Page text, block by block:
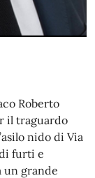
Roberto
il traguardo
nido di Via
furti e
un grande